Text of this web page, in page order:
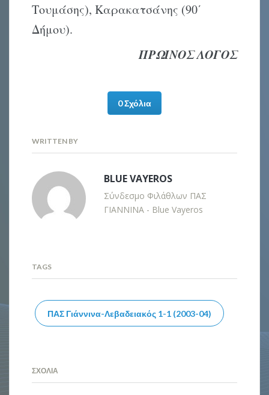
Τουμάσης), Καρακατσάνης (90΄
Δήμου).
ΠΡΩΙΝΟΣ ΛΟΓΟΣ
0 Σχόλια
WRITTEN BY
BLUE VAYEROS
Σύνδεσμο Φιλάθλων ΠΑΣ
ΓΙΑΝΝΙΝΑ - Blue Vayeros
TAGS
ΠΑΣ Γιάννινα-Λεβαδειακός 1-1 (2003-04)
ΣΧΌΛΙΑ